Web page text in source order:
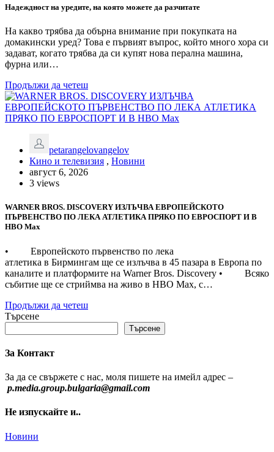
Надеждност на уредите, на която можете да разчитате
На какво трябва да обърна внимание при покупката на
домакински уред? Това е първият въпрос, който много хора си
задават, когато трябва да си купят нова перална машина,
фурна или…
Продължи да четеш
petarangelovangelov
Кино и телевизия , Новини
август 6, 2026
3 views
WARNER BROS. DISCOVERY ИЗЛЪЧВА ЕВРОПЕЙСКОТО
ПЪРВЕНСТВО ПО ЛЕКА АТЛЕТИКА ПРЯКО ПО ЕВРОСПОРТ И В
НВО Мах
• Европейското първенство по лека
атлетика в Бирмингам ще се излъчва в 45 пазара в Европа по
каналите и платформите на Warner Bros. Discovery • Всяко
събитие ще се стриймва на живо в HBO Max, с…
Продължи да четеш
Търсене
Търсене
За Контакт
За да се свържете с нас, моля пишете на имейл адрес –
p.media.group.bulgaria@gmail.com
Не изпускайте и..
Новини